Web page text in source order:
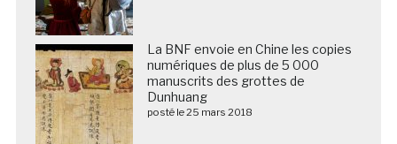
La BNF envoie en Chine les copies
numériques de plus de 5 000
manuscrits des grottes de
Dunhuang
posté le 25 mars 2018